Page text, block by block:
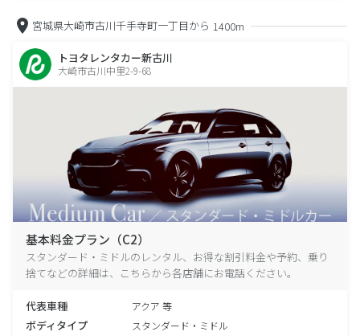
宮城県大崎市古川千手寺町一丁目から 1400m
トヨタレンタカー新古川
大崎市古川中里2-9-68
基本料金プラン（C2）
スタンダード・ミドルのレンタル、お得な割引料金や予約、乗り
捨てなどの詳細は、こちらから各店舗にお電話ください。
代表車種 アクア 等
ボディタイプ スタンダード・ミドル